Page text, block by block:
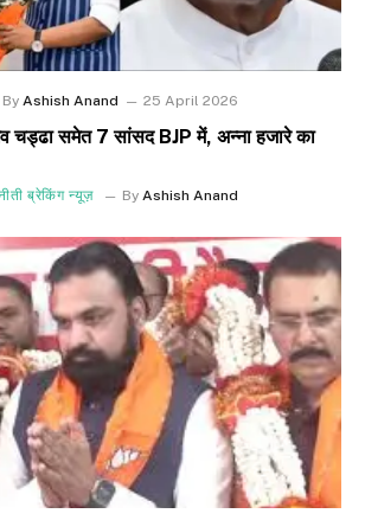
By Ashish Anand 25 April 2026
चड्ढा समेत 7 सांसद BJP में, अन्ना हजारे का
ब्रेकिंग न्यूज़ By Ashish Anand